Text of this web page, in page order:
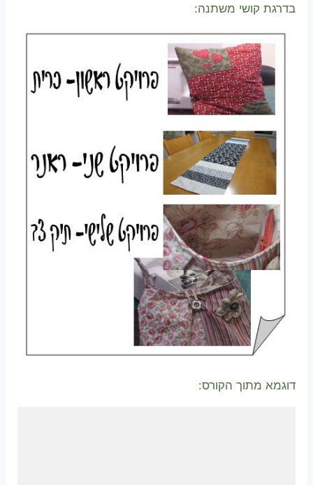
בדרגת קושי משתנה:
דוגמא מתוך הקורס: